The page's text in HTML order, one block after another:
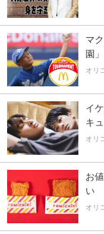
マ
園」
オリ
イ
キ
オリ
お
い
オリ